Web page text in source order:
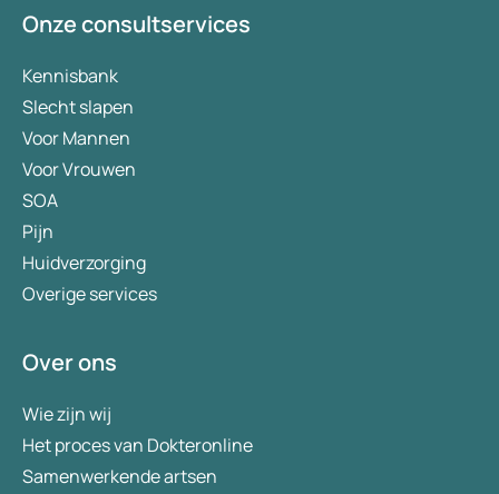
Onze consultservices
Kennisbank
Slecht slapen
Voor Mannen
Voor Vrouwen
SOA
Pijn
Huidverzorging
Overige services
Over ons
Wie zijn wij
Het proces van Dokteronline
Samenwerkende artsen